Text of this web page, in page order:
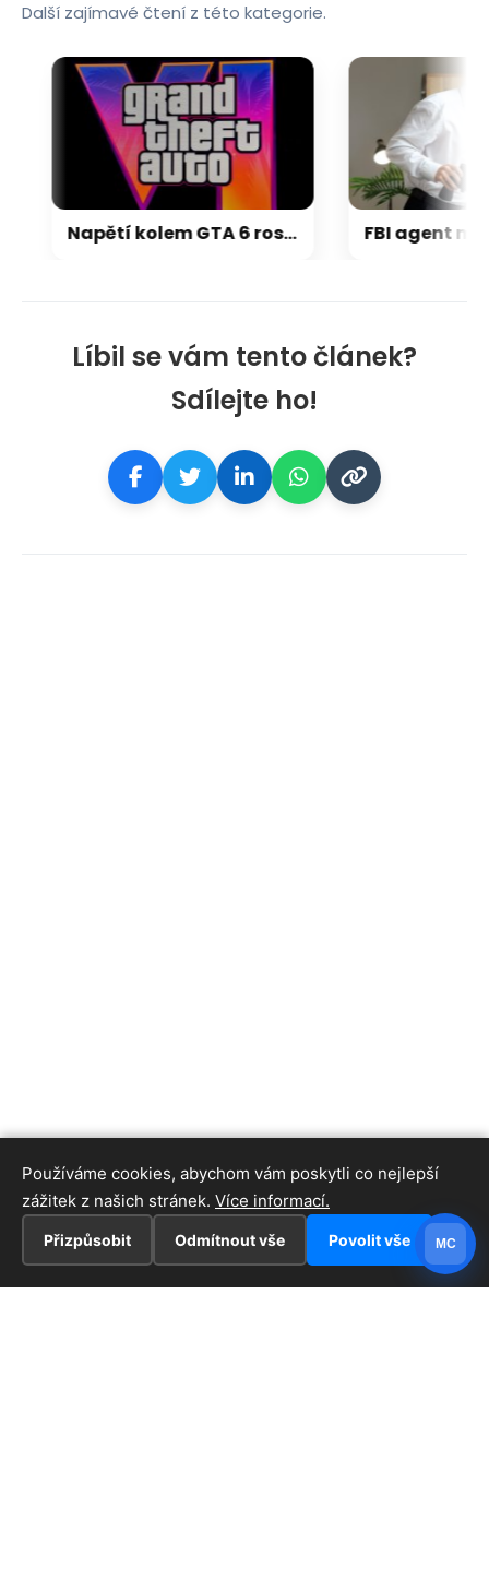
Líbil se vám tento článek?
Sdílejte ho!
Další zajímavé čtení z této kategorie.
Napětí kolem GTA 6 roste. Srpen může přinést třetí trailer i první gameplay
Používáme cookies, abychom vám poskytli co nejlepší
zážitek z našich stránek. Více informací.
Přizpůsobit Odmítnout vše Povolit vše MC